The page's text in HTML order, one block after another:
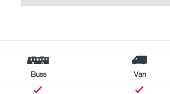
Buss
Van